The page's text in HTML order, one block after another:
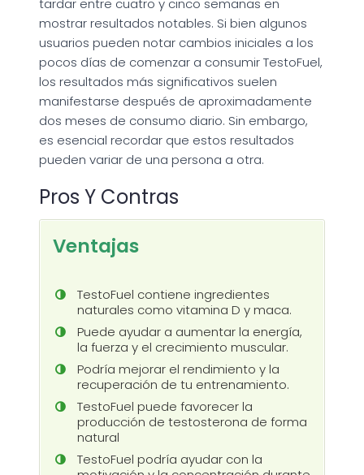
tardar entre cuatro y cinco semanas en
mostrar resultados notables. Si bien algunos
usuarios pueden notar cambios iniciales a los
pocos días de comenzar a consumir TestoFuel,
los resultados más significativos suelen
manifestarse después de aproximadamente
dos meses de consumo diario. Sin embargo,
es esencial recordar que estos resultados
pueden variar de una persona a otra.
Pros Y Contras
Ventajas
TestoFuel contiene ingredientes
naturales como vitamina D y maca.
Puede ayudar a aumentar la energía,
la fuerza y el crecimiento muscular.
Podría mejorar el rendimiento y la
recuperación de tu entrenamiento.
TestoFuel puede favorecer la
producción de testosterona de forma
natural
TestoFuel podría ayudar con la